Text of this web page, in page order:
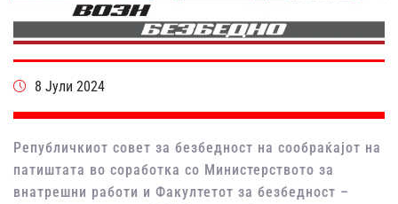
8 Јули 2024
Републичкиот совет за безбедност на сообраќајот на
патиштата во соработка со Министерството за
внатрешни работи и Факултетот за безбедност –